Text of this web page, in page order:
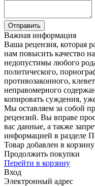
Отправить
Важная информация
Ваша рецензия, которая
нам повысить качество
недопустимы любого
политического,
противозаконного,
неправомерного
копировать суждения,
Мы оставляем за собой
рецензий. Вы вправе
вас данные, а также
информацией в разделе
Товар добавлен в корзину
Продолжить покупки
Перейти в корзину
Вход
Электронный адрес